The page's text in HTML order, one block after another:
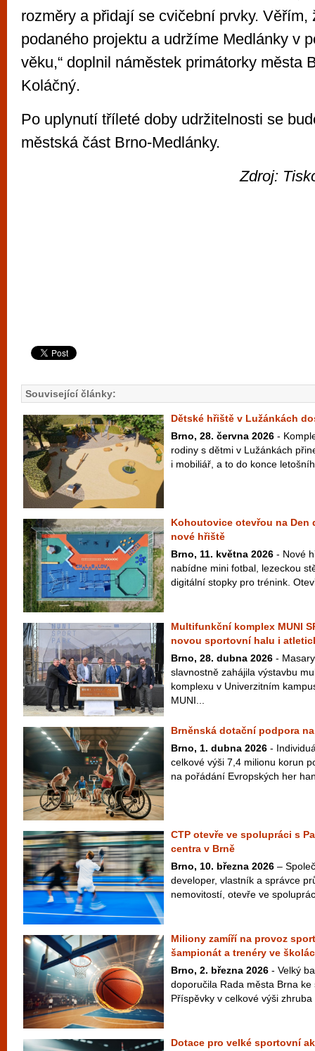
rozměry a přidají se cvičební prvky. Věřím,
podaného projektu a udržíme Medlánky v
věku,“ doplnil náměstek primátorky města
Koláčný.
Po uplynutí tříleté doby udržitelnosti se
městská část Brno-Medlánky.
Zdroj:
Související články:
Dětské hřiště v Lužánkách
Brno, 28. června 2026 -
rodiny s dětmi v Lužánkách
i mobiliář, a to do konce
Kohoutovice otevřou na Den
nové hřiště
Brno, 11. května 2026 - Nové
nabídne mini fotbal, lezeckou
digitální stopky pro trénink.
Multifunkční komplex MUNI
novou sportovní halu i
Brno, 28. dubna 2026 -
slavnostně zahájila výstavbu
komplexu v Univerzitním
MUNI...
Brněnská dotační podpora
Brno, 1. dubna 2026 -
celkové výši 7,4 milionu korun
na pořádání Evropských her
CTP otevře ve spolupráci s
centra v Brně
Brno, 10. března 2026 –
developer, vlastník a správce
nemovitostí, otevře ve
Miliony zamíří na provoz
šampionát a trenéry ve
Brno, 2. března 2026 - Velký
doporučila Rada města Brna
Příspěvky v celkové výši
Dotace pro velké sportovní